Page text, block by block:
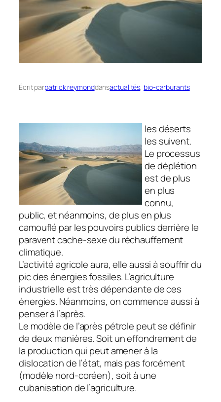
Écrit parpatrick reymonddansactualités, bio-carburants
les déserts
les suivent.
Le processus
de déplétion
est de plus
en plus
connu,
public, et néanmoins, de plus en plus
camouflé par les pouvoirs publics derrière le
paravent cache-sexe du réchauffement
climatique.
L’activité agricole aura, elle aussi à souffrir du
pic des énergies fossiles. L’agriculture
industrielle est très dépendante de ces
énergies. Néanmoins, on commence aussi à
penser à l’après.
Le modèle de l’après pétrole peut se définir
de deux manières. Soit un effondrement de
la production qui peut amener à la
dislocation de l’état, mais pas forcément
(modèle nord-coréen), soit à une
cubanisation de l’agriculture.